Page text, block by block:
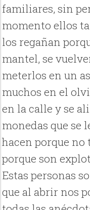
familiares, sin
momento ellos
los regañan
mantel, se
meterlos en un
muchos en el
en la calle y se
monedas que se
hacen porque
porque son
Estas personas
que al abrir nos